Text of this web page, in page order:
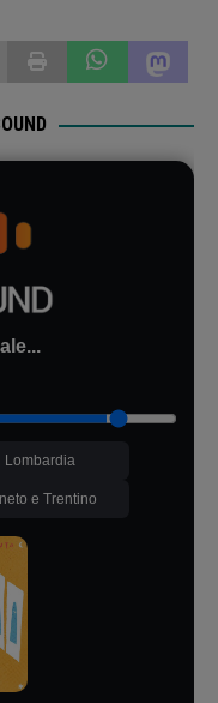
Lombardia
e Trentino